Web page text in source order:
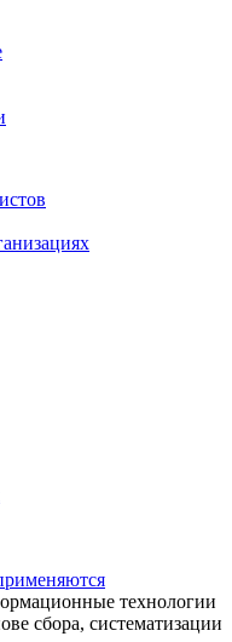
технологии
сбора, систематизации